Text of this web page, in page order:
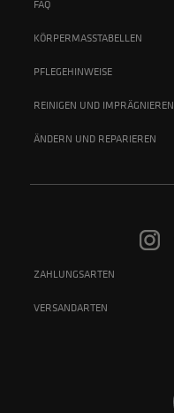
FAQ
KÖRPERMASSTABELLEN
PFLEGEHINWEISE
REINIGEN UND IMPRÄGNIEREN
ÄNDERN UND REPARIEREN
ZAHLUNGSARTEN
VERSANDARTEN